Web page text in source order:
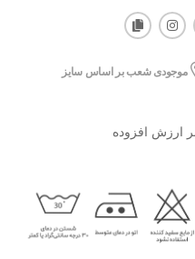
موجودی شعب بر اساس سایز
% مالیات بر ارزش افزوده